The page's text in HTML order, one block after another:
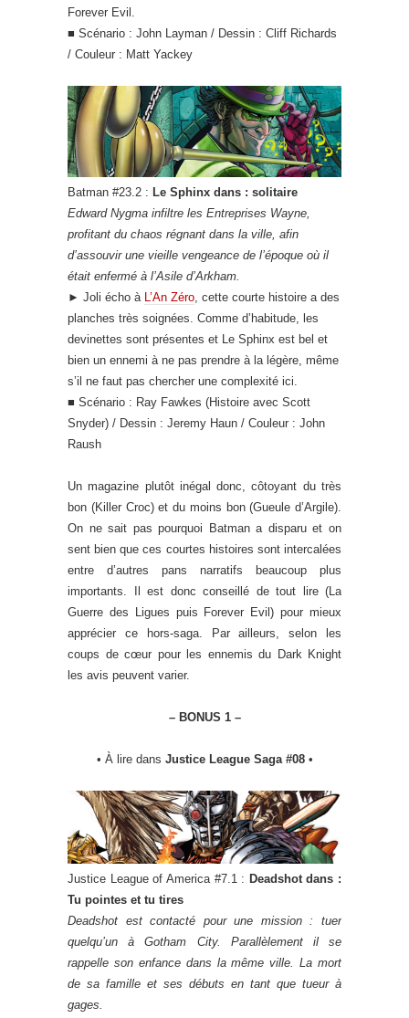
Forever Evil.
■ Scénario : John Layman / Dessin : Cliff Richards
/ Couleur : Matt Yackey
Batman #23.2 : Le Sphinx dans : solitaire
Edward Nygma infiltre les Entreprises Wayne,
profitant du chaos régnant dans la ville, afin
d’assouvir une vieille vengeance de l’époque où il
était enfermé à l’Asile d’Arkham.
► Joli écho à L’An Zéro, cette courte histoire a des
planches très soignées. Comme d’habitude, les
devinettes sont présentes et Le Sphinx est bel et
bien un ennemi à ne pas prendre à la légère, même
s’il ne faut pas chercher une complexité ici.
■ Scénario : Ray Fawkes (Histoire avec Scott
Snyder) / Dessin : Jeremy Haun / Couleur : John
Raush
Un magazine plutôt inégal donc, côtoyant du très
bon (Killer Croc) et du moins bon (Gueule d’Argile).
On ne sait pas pourquoi Batman a disparu et on
sent bien que ces courtes histoires sont intercalées
entre d’autres pans narratifs beaucoup plus
importants. Il est donc conseillé de tout lire (La
Guerre des Ligues puis Forever Evil) pour mieux
apprécier ce hors-saga. Par ailleurs, selon les
coups de cœur pour les ennemis du Dark Knight
les avis peuvent varier.
– BONUS 1 –
• À lire dans Justice League Saga #08•
Justice League of America #7.1 : Deadshot dans :
Tu pointes et tu tires
Deadshot est contacté pour une mission : tuer
quelqu’un à Gotham City. Parallèlement il se
rappelle son enfance dans la même ville. La mort
de sa famille et ses débuts en tant que tueur à
gages.